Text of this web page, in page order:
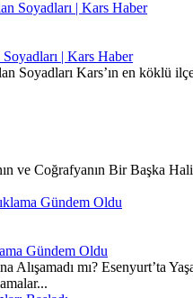
| Kars Haber
Soyadları Kars’ın en köklü
ve Coğrafyanın Bir Başka
Gündem Oldu
Alışamadı mı? Esenyurt’ta